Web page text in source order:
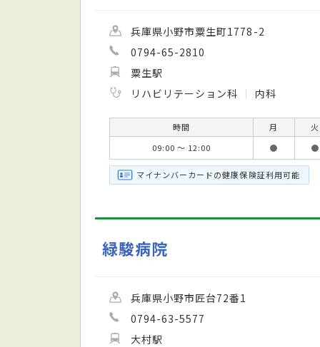
兵庫県小野市粟生町1778-2
0794-65-2810
粟生駅
リハビリテーション科
内科
時間 月 火
09:00 ～ 12:00
● ●
マイナンバーカードの健康保険証利用可能
緑駿病院
兵庫県小野市匠台72番1
0794-63-5577
大村駅